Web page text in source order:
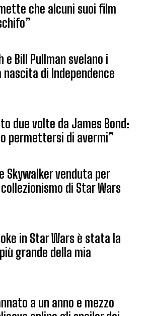
che alcuni suoi film
e Bill Pullman svelano i
di Independence
due volte da James Bond:
permettersi di avermi”
Skywalker venduta per
di Star Wars
in Star Wars è stata la
grande della mia
a un anno e mezzo